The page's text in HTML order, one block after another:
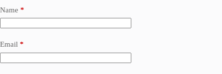
Name *
Email *